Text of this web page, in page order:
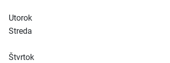
Utorok
Streda
Štvrtok